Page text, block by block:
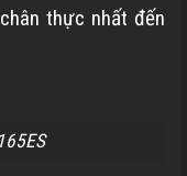
thực nhất đến